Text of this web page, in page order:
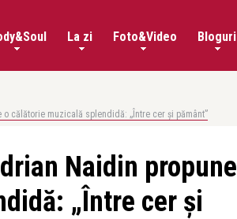
La zi Foto&Video Bloguri
călătorie muzicală splendidă: „Între cer și pământ”
Naidin propune
„Între cer și